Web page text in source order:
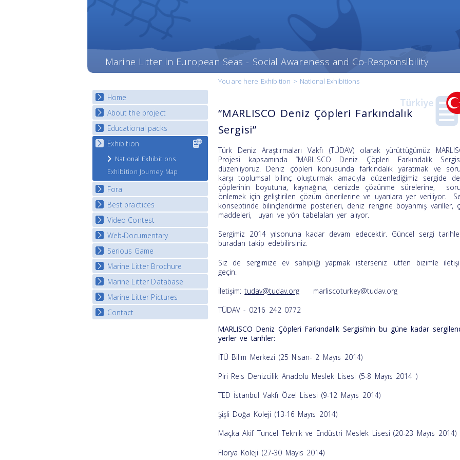
Marine Litter in European Seas - Social Awareness and Co-Responsibility
You are here: Exhibition > National Exhibitions
Home
About the project
Objectives
Deliverables
Partners
Educational packs
E-learning course round I
E-learning course round II
E-learning course round III
E-learning course round IV
Exhibition
National Exhibitions
Exhibition Journey Map
Fora
National Fora Outcomes
Best practices
Best Practice Guide
Map Overview
Listview
Video Contest
National Video Contests
Web-Documentary
Watch Troubled Waters
Serious Game
Start the game
Marine Litter Brochure
Marine Litter Database
Marine Litter Pictures
Contact
for your
country
“MARLISCO Deniz Çöpleri Farkındalık
Sergisi”
Türk Deniz Araştırmaları Vakfı (TÜDAV) olarak yürüttüğümüz
Projesi kapsamında “MARLISCO Deniz Çöpleri Farkındalık
düzenliyoruz. Deniz çöpleri konusunda farkındalık yaratmak ve
karşı toplumsal bilinç oluşturmak amacıyla düzenlediğimiz sergide
çöplerinin boyutuna, kaynağına, denizde çözünme sürelerine,
önlemek için geliştirilen çözüm önerilerine ve uyarılara yer veriliyor.
konseptinde bilinçlendirme posterleri, deniz rengine boyanmış variller,
maddeleri, uyarı ve yön tabelaları yer alıyor.
Sergimiz 2014 yılsonuna kadar devam edecektir. Güncel sergi
buradan takip edebilirsiniz.
Siz de sergimize ev sahipliği yapmak isterseniz lütfen bizimle
geçin.
İletişim:tudav@tudav.org marliscoturkey@tudav.org
TÜDAV - 0216 242 0772
MARLISCO Deniz Çöpleri Farkındalık Sergisi’nin bu güne kadar
yerler ve tarihler:
İTÜ Bilim Merkezi (25 Nisan- 2 Mayıs 2014)
Piri Reis Denizcilik Anadolu Meslek Lisesi (5-8 Mayıs 2014 )
TED İstanbul Vakfı Özel Lisesi (9-12 Mayıs 2014)
Şişli Doğa Koleji (13-16 Mayıs 2014)
Maçka Akif Tuncel Teknik ve Endüstri Meslek Lisesi (20-23 Mayıs 2014)
Florya Koleji (27-30 Mayıs 2014)